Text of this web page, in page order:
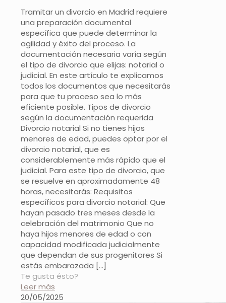
Tramitar un divorcio en Madrid requiere
una preparación documental
específica que puede determinar la
agilidad y éxito del proceso. La
documentación necesaria varía según
el tipo de divorcio que elijas: notarial o
judicial. En este artículo te explicamos
todos los documentos que necesitarás
para que tu proceso sea lo más
eficiente posible. Tipos de divorcio
según la documentación requerida
Divorcio notarial Si no tienes hijos
menores de edad, puedes optar por el
divorcio notarial, que es
considerablemente más rápido que el
judicial. Para este tipo de divorcio, que
se resuelve en aproximadamente 48
horas, necesitarás: Requisitos
específicos para divorcio notarial: Que
hayan pasado tres meses desde la
celebración del matrimonio Que no
haya hijos menores de edad o con
capacidad modificada judicialmente
que dependan de sus progenitores Si
estás embarazada […]
Te gusta ésto?
Leer más
20/05/2025